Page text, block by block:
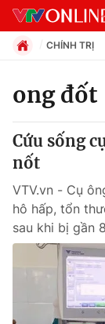
Chuyên mục
Chính trị
Xã hội
Pháp luật
CHÍNH TRỊ
ong đốt
Cứu sống
nốt
VTV.vn - Cụ
hô hấp, tổn
sau khi bị gần